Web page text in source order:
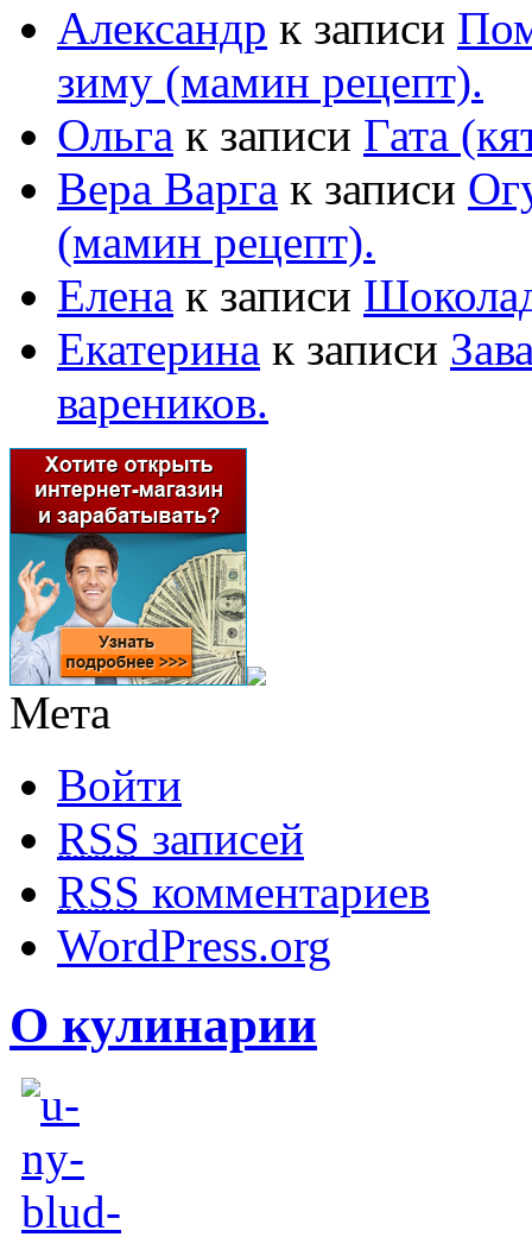
Александр к записи
зиму (мамин рецепт).
Ольга к записи Гата
Вера Варга к записи
(мамин рецепт).
Елена к записи
Екатерина к записи
вареников.
Мета
Войти
RSS записей
RSS комментариев
WordPress.org
О кулинарии